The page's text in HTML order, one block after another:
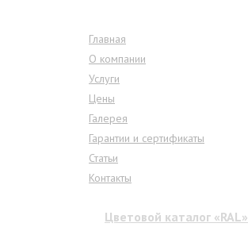
Главная
О компании
Услуги
Цены
Галерея
Гарантии и сертификаты
Статьи
Контакты
Цветовой каталог «RAL»